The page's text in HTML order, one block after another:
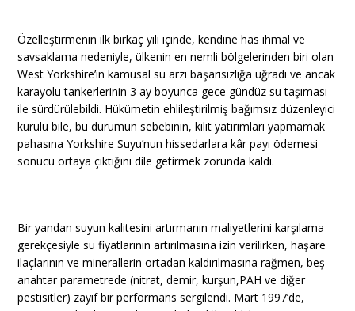
Özelleştirmenin ilk birkaç yılı içinde, kendine has ihmal ve
savsaklama nedeniyle, ülkenin en nemli bölgelerinden biri olan
West Yorkshire’ın kamusal su arzı başarısızlığa uğradı ve ancak
karayolu tankerlerinin 3 ay boyunca gece gündüz su taşıması
ile sürdürülebildi. Hükümetin ehlileştirilmiş bağımsız düzenleyici
kurulu bile, bu durumun sebebinin, kilit yatırımları yapmamak
pahasına Yorkshire Suyu’nun hissedarlara kâr payı ödemesi
sonucu ortaya çıktığını dile getirmek zorunda kaldı.
Bir yandan suyun kalitesini artırmanın maliyetlerini karşılama
gerekçesiyle su fiyatlarının artırılmasına izin verilirken, haşare
ilaçlarının ve minerallerin ortadan kaldırılmasına rağmen, beş
anahtar parametrede (nitrat, demir, kurşun,PAH ve diğer
pestisitler) zayıf bir performans sergilendi. Mart 1997’de,